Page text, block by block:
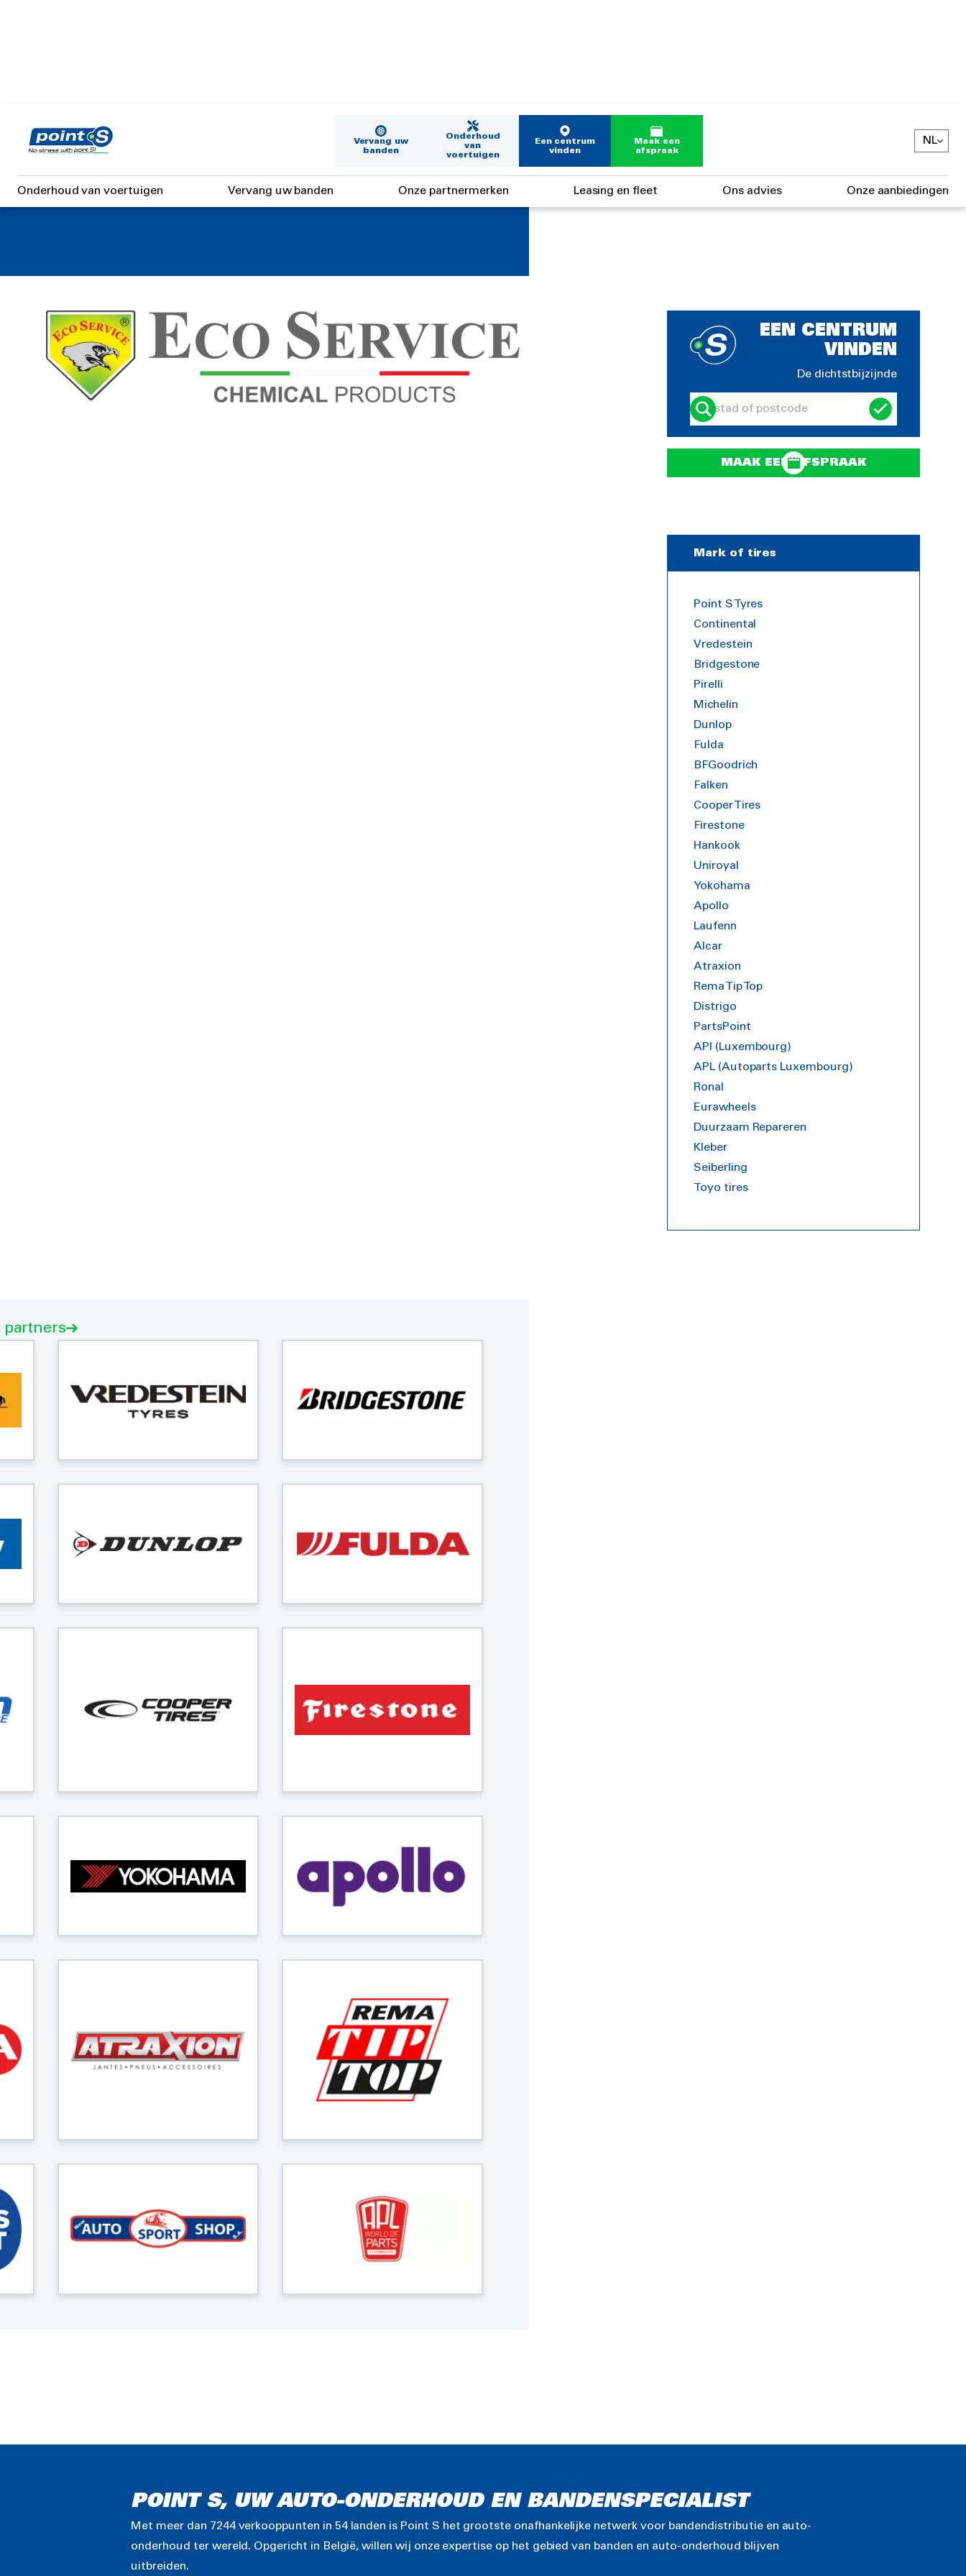
content
Vervang uw
banden
Onderhoud
van
voertuigen
Een centrum
vinden
Maak een
afspraak
NL
Onderhoud van voertuigen Vervang uw banden Onze partnermerken Leasing en fleet Ons advies Onze aanbiedingen
EEN CENTRUM
VINDEN
De dichtstbijzijnde
MAAK EEN AFSPRAAK
Mark of tires
Point S Tyres
Continental
Vredestein
Bridgestone
Pirelli
Michelin
Dunlop
Fulda
BFGoodrich
Falken
Cooper Tires
Firestone
Hankook
Uniroyal
Yokohama
Apollo
Laufenn
Alcar
Atraxion
Rema Tip Top
Distrigo
PartsPoint
API (Luxembourg)
APL (Autoparts Luxembourg)
Ronal
Eurawheels
Duurzaam Repareren
Kleber
Seiberling
Toyo tires
partners
POINT S, UW AUTO-ONDERHOUD EN BANDENSPECIALIST
Met meer dan 7244 verkooppunten in 54 landen is Point S het grootste onafhankelijke netwerk voor bandendistributie en auto-
onderhoud ter wereld. Opgericht in België, willen wij onze expertise op het gebied van banden en auto-onderhoud blijven
uitbreiden.